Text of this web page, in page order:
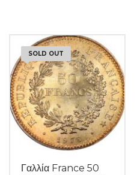
SOLD OUT
Γαλλία France 50